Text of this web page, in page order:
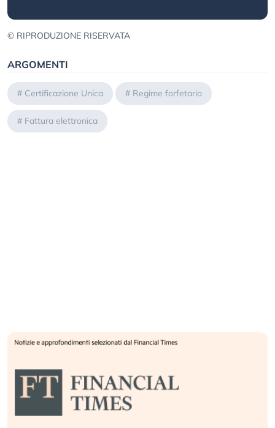
© RIPRODUZIONE RISERVATA
ARGOMENTI
# Certificazione Unica # Regime forfetario
# Fattura elettronica